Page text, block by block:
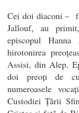
Cei doi diaconi –
Jallouf, au
episcopul
hirotonirea
Assisi, din Alep.
doi preoți de
numeroasele
Custodiei Țării